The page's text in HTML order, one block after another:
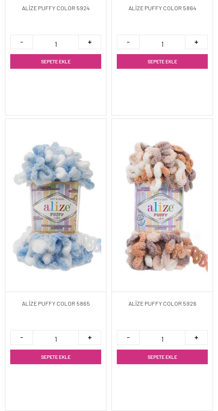
ALİZE PUFFY COLOR 5924
SEPETE EKLE
ALİZE PUFFY COLOR 5864
SEPETE EKLE
ALİZE PUFFY COLOR 5865
SEPETE EKLE
ALİZE PUFFY COLOR 5926
SEPETE EKLE